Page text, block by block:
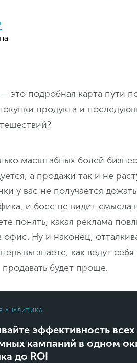
это подробная карта пути
продукта и
масштабных болей
а продажи так и не
у вас не получается
и босс не видит
понять, какая реклама
Ну и наконец,
вы знаете, как ведут
будет проще.
АНАЛИТИКА
эффективность всех
кампаний в одном
до ROI